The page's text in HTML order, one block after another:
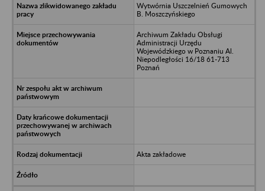
Wytwórnia Uszczelnień Gumowych
B. Moszczyńskiego
Archiwum Zakładu Obsługi
Administracji Urzędu
Wojewódzkiego w Poznaniu Al.
Niepodległości 16/18 61-713
Poznań
Akta zakładowe